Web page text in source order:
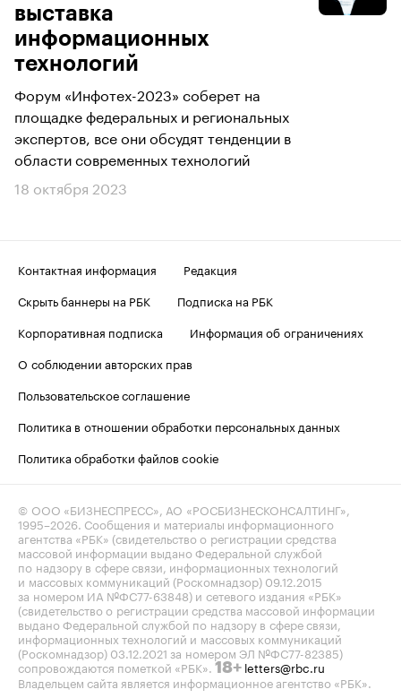
выставка
информационных
технологий
Форум «Инфотех-2023» соберет на
площадке федеральных и региональных
экспертов, все они обсудят тенденции в
области современных технологий
18 октября 2023
Контактная информация
Редакция
Скрыть баннеры на РБК
Подписка на РБК
Корпоративная подписка
Информация об ограничениях
О соблюдении авторских прав
Пользовательское соглашение
Политика в отношении обработки персональных данных
Политика обработки файлов cookie
© ООО «БИЗНЕСПРЕСС», АО «РОСБИЗНЕСКОНСАЛТИНГ»,
1995–2026. Сообщения и материалы информационного
агентства «РБК» (свидетельство о регистрации средства
массовой информации выдано Федеральной службой
по надзору в сфере связи, информационных технологий
и массовых коммуникаций (Роскомнадзор) 09.12.2015
за номером ИА №ФС77-63848) и сетевого издания «РБК»
(свидетельство о регистрации средства массовой информации
выдано Федеральной службой по надзору в сфере связи,
информационных технологий и массовых коммуникаций
(Роскомнадзор) 03.12.2021 за номером ЭЛ №ФС77-82385)
сопровождаются пометкой «РБК». 18+ letters@rbc.ru
Владельцем сайта является информационное агентство «РБК».